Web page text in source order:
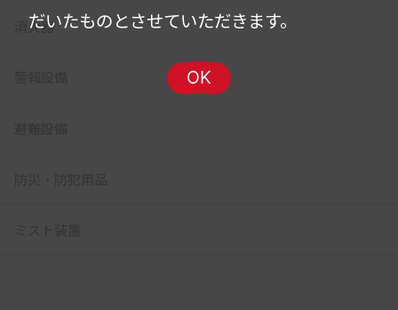
消火器
だいたものとさせていただきます。
OK